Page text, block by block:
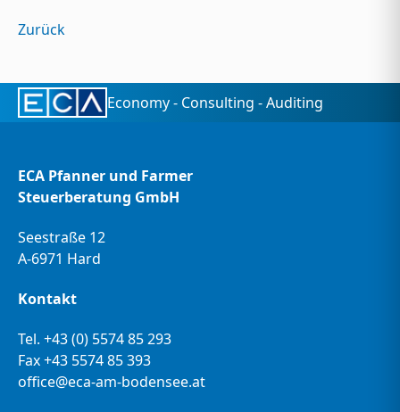
Zurück
Economy - Consulting - Auditing
ECA Pfanner und Farmer
Steuerberatung GmbH
Seestraße 12
A-6971 Hard
Kontakt
Tel. +43 (0) 5574 85 293
Fax +43 5574 85 393
office@eca-am-bodensee.at